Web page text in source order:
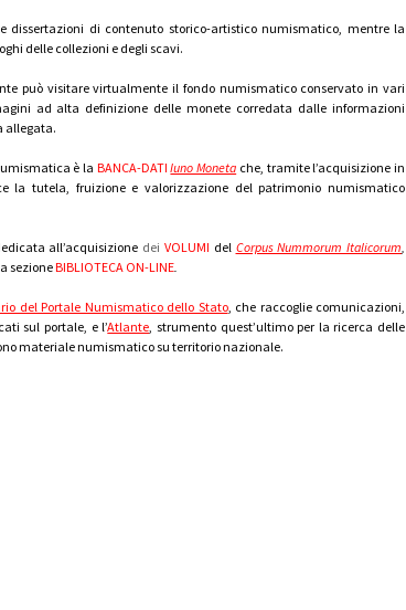
dissertazioni di contenuto storico-artistico numismatico, mentre la
delle collezioni e degli scavi.
può visitare virtualmente il fondo numismatico conservato in vari
ad alta definizione delle monete corredata dalle informazioni
allegata.
è la BANCA-DATI Iuno Moneta che, tramite l’acquisizione in
la tutela, fruizione e valorizzazione del patrimonio numismatico
all’acquisizione dei VOLUMI del Corpus Nummorum Italicorum,
sezioneBIBLIOTECA ON-LINE.
del Portale Numismatico dello Stato, che raccoglie comunicazioni,
sul portale, e l’Atlante, strumento quest’ultimo per la ricerca delle
materiale numismatico su territorio nazionale.